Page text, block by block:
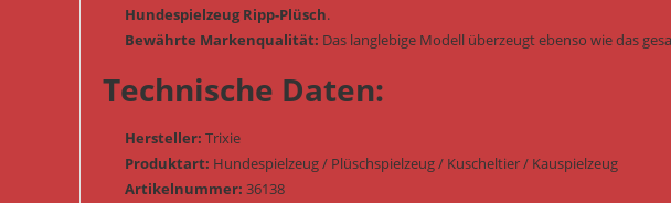
Hundespielzeug Ripp-Plüsch.
Bewährte Markenqualität: Das langlebige Modell überzeugt ebenso wie das
Technische Daten:
Hersteller: Trixie
Produktart: Hundespielzeug / Plüschspielzeug / Kuscheltier / Kauspielzeug
Artikelnummer: 36138